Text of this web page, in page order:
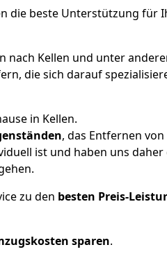
die beste Unterstützung für
nach Kellen und unter
die sich darauf
in Kellen.
, das Entfernen
ist und haben uns
zu den besten Preis-
sparen.